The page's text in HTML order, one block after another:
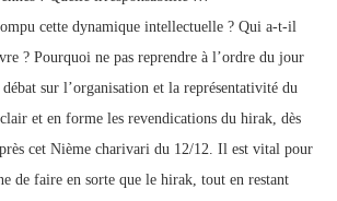
cette dynamique intellectuelle ? Qui a-t-il
? Pourquoi ne pas reprendre à l’ordre du jour
sur l’organisation et la représentativité du
et en forme les revendications du hirak, dès
cet Nième charivari du 12/12. Il est vital pour
de faire en sorte que le hirak, tout en restant